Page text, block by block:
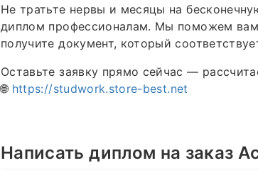
Не тратьте нервы и месяцы на
диплом профессионалам. Мы поможем
получите документ, который
Оставьте заявку прямо сейчас —
🌐 https://studwork.store-best.net
Написать диплом на заказ